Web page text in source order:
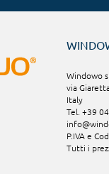
Windowo
via
Italy
Tel. +39
P.IVA e
Tutti i